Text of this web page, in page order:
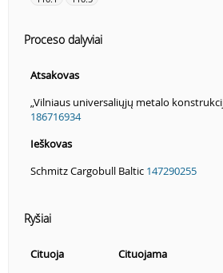
Proceso dalyviai
Atsakovas
„Vilniaus universaliųjų metalo
186716934
Ieškovas
Schmitz Cargobull Baltic 147290255
Ryšiai
Cituoja
Cituojama